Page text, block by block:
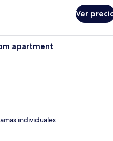
Ver
Una habitación de hotel con
apartment
individuales